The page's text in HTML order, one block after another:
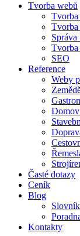
Tvorba webů
Tvorba
Správa
Tvorba
SEO
Reference
Weby
Domov
Časté dotazy
Ceník
Blog
Kontakty